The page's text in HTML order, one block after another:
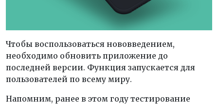
Чтобы воспользоваться нововведением,
необходимо обновить приложение до
последней версии. Функция запускается для
пользователей по всему миру.
Напомним, ранее в этом году тестирование